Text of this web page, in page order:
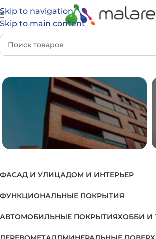
Skip to navigation
Skip to main content
Главная Товар Группа Лак для
ФАСАД И УЛИЦАДОМ И ИНТЕРЬЕР
ФУНКЦИОНАЛЬНЫЕ ПОКРЫТИЯ
АВТОМОБИЛЬНЫЕ ПОКРЫТИЯХОББИ И